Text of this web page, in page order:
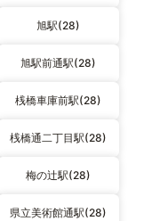
旭駅(28)
旭駅前通駅(28)
桟橋車庫前駅(28)
桟橋通二丁目駅(28)
梅の辻駅(28)
県立美術館通駅(28)